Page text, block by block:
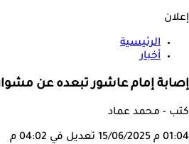
إعلان
الرئيسية
أخبار
إصابة إمام عاشور تبعده عن
كتب - محمد عماد
01:04 م 15/06/2025 تعديل في 04:02 م